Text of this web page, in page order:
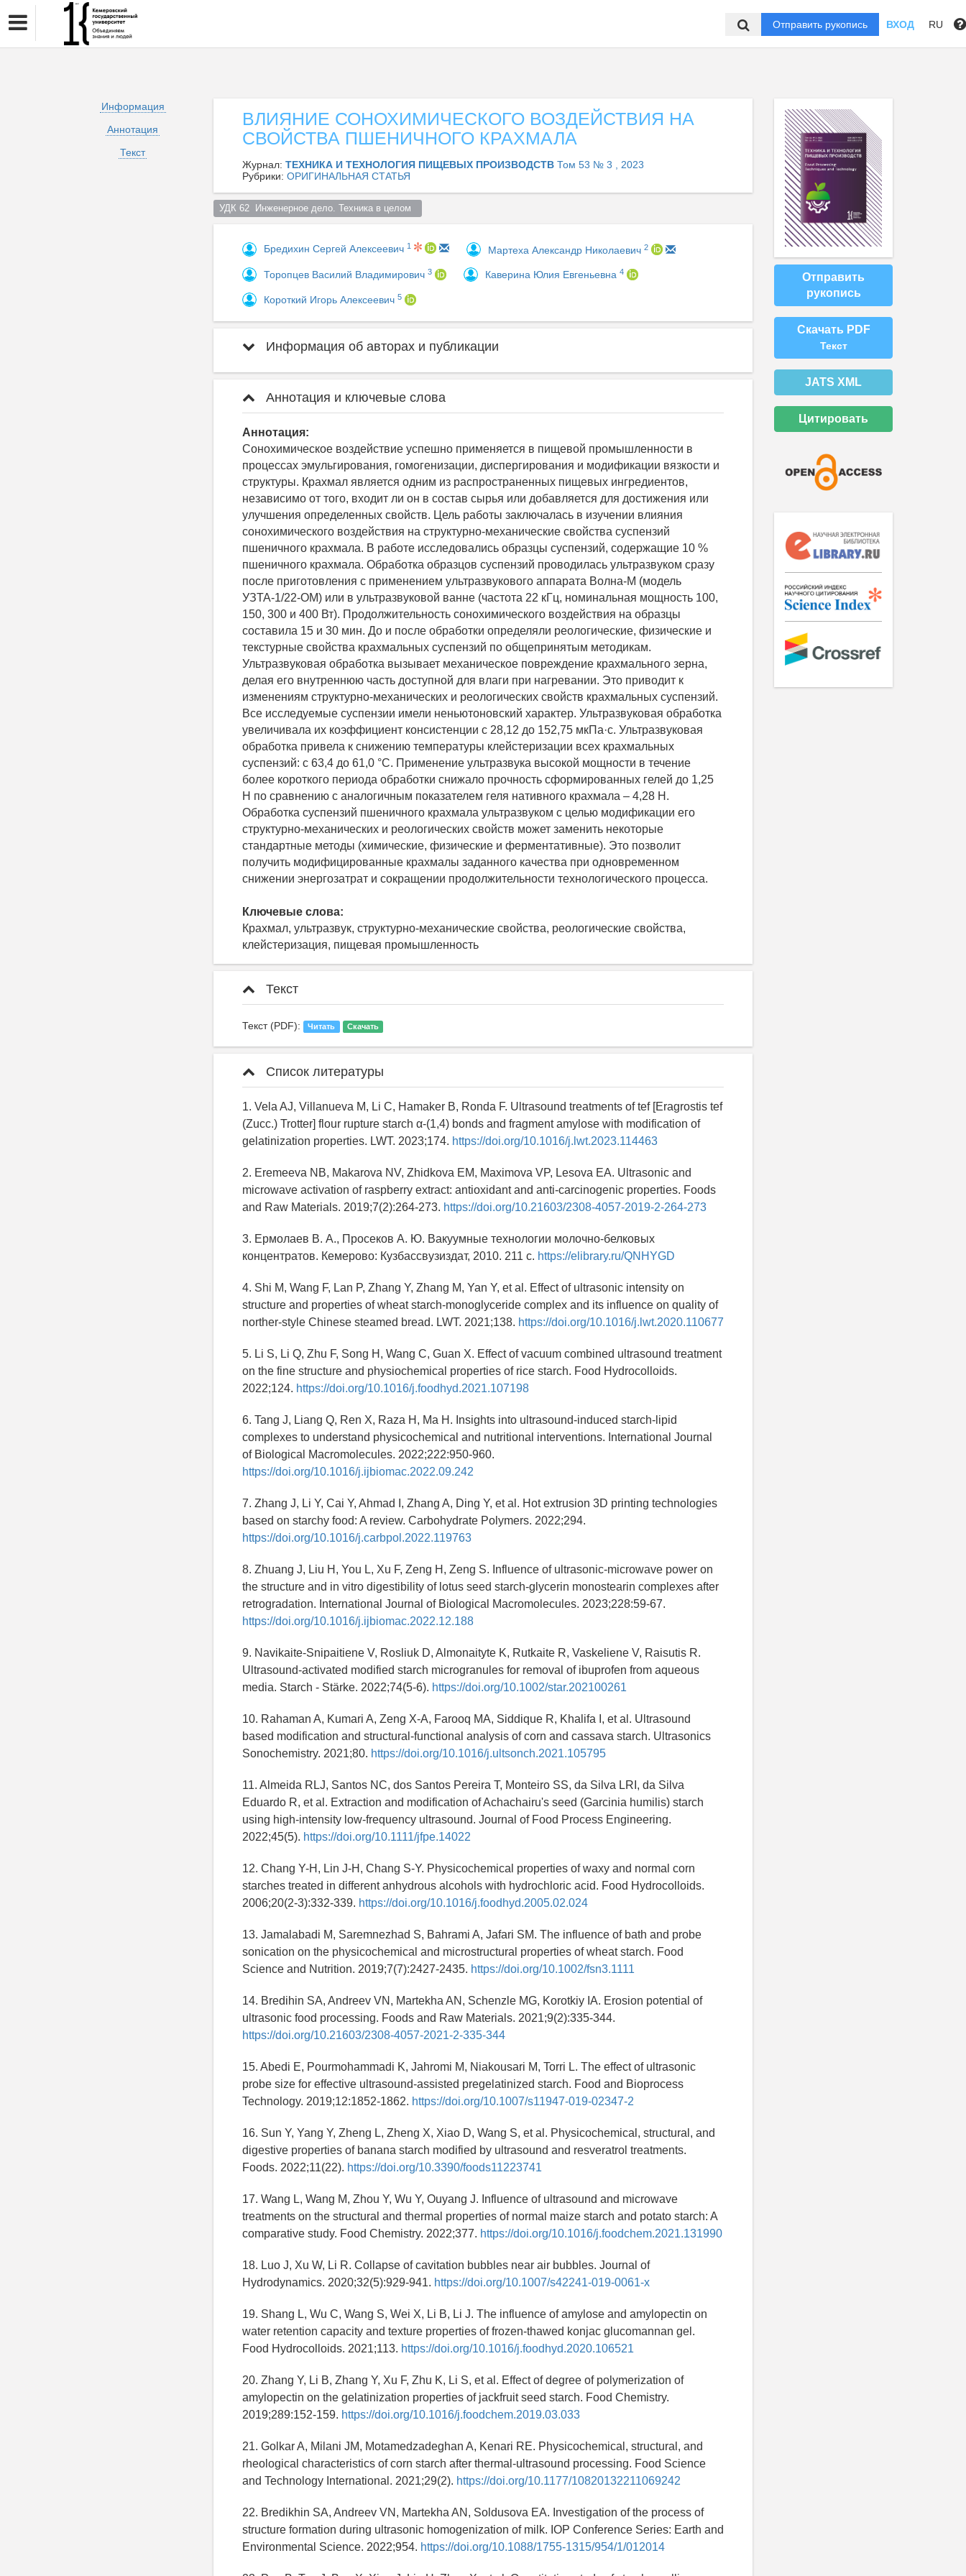
Отправить рукопись ВХОД RU
Информация
Аннотация
Текст
ВЛИЯНИЕ СОНОХИМИЧЕСКОГО ВОЗДЕЙСТВИЯ НА
СВОЙСТВА ПШЕНИЧНОГО КРАХМАЛА
Журнал: ТЕХНИКА И ТЕХНОЛОГИЯ ПИЩЕВЫХ ПРОИЗВОДСТВ Том 53 № 3 , 2023
Рубрики: ОРИГИНАЛЬНАЯ СТАТЬЯ
УДК 62  Инженерное дело. Техника в целом
Бредихин Сергей Алексеевич 1 Мартеха Александр Николаевич 2
Торопцев Василий Владимирович 3 Каверина Юлия Евгеньевна 4
Короткий Игорь Алексеевич 5
Информация об авторах и публикации
Аннотация и ключевые слова
Аннотация:
Сонохимическое воздействие успешно применяется в пищевой промышленности в
процессах эмульгирования, гомогенизации, диспергирования и модификации вязкости и
структуры. Крахмал является одним из распространенных пищевых ингредиентов,
независимо от того, входит ли он в состав сырья или добавляется для достижения или
улучшения определенных свойств. Цель работы заключалась в изучении влияния
сонохимического воздействия на структурно-механические свойства суспензий
пшеничного крахмала. В работе исследовались образцы суспензий, содержащие 10 %
пшеничного крахмала. Обработка образцов суспензий проводилась ультразвуком сразу
после приготовления с применением ультразвукового аппарата Волна-М (модель
УЗТА-1/22-ОМ) или в ультразвуковой ванне (частота 22 кГц, номинальная мощность 100,
150, 300 и 400 Вт). Продолжительность сонохимического воздействия на образцы
составила 15 и 30 мин. До и после обработки определяли реологические, физические и
текстурные свойства крахмальных суспензий по общепринятым методикам.
Ультразвуковая обработка вызывает механическое повреждение крахмального зерна,
делая его внутреннюю часть доступной для влаги при нагревании. Это приводит к
изменениям структурно-механических и реологических свойств крахмальных суспензий.
Все исследуемые суспензии имели неньютоновский характер. Ультразвуковая обработка
увеличивала их коэффициент консистенции с 28,12 до 152,75 мкПа·с. Ультразвуковая
обработка привела к снижению температуры клейстеризации всех крахмальных
суспензий: с 63,4 до 61,0 °С. Применение ультразвука высокой мощности в течение
более короткого периода обработки снижало прочность сформированных гелей до 1,25
Н по сравнению с аналогичным показателем геля нативного крахмала – 4,28 Н.
Обработка суспензий пшеничного крахмала ультразвуком с целью модификации его
структурно-механических и реологических свойств может заменить некоторые
стандартные методы (химические, физические и ферментативные). Это позволит
получить модифицированные крахмалы заданного качества при одновременном
снижении энергозатрат и сокращении продолжительности технологического процесса.
Ключевые слова:
Крахмал, ультразвук, структурно-механические свойства, реологические свойства,
клейстеризация, пищевая промышленность
Текст
Текст (PDF): Читать Скачать
Список литературы
1. Vela AJ, Villanueva M, Li C, Hamaker B, Ronda F. Ultrasound treatments of tef [Eragrostis tef
(Zucc.) Trotter] flour rupture starch α-(1,4) bonds and fragment amylose with modification of
gelatinization properties. LWT. 2023;174. https://doi.org/10.1016/j.lwt.2023.114463
2. Eremeeva NB, Makarova NV, Zhidkova EM, Maximova VP, Lesova EA. Ultrasonic and
microwave activation of raspberry extract: antioxidant and anti-carcinogenic properties. Foods
and Raw Materials. 2019;7(2):264-273. https://doi.org/10.21603/2308-4057-2019-2-264-273
3. Ермолаев В. А., Просеков А. Ю. Вакуумные технологии молочно-белковых
концентратов. Кемерово: Кузбассвузиздат, 2010. 211 с. https://elibrary.ru/QNHYGD
4. Shi M, Wang F, Lan P, Zhang Y, Zhang M, Yan Y, et al. Effect of ultrasonic intensity on
structure and properties of wheat starch-monoglyceride complex and its influence on quality of
norther-style Chinese steamed bread. LWT. 2021;138. https://doi.org/10.1016/j.lwt.2020.110677
5. Li S, Li Q, Zhu F, Song H, Wang C, Guan X. Effect of vacuum combined ultrasound treatment
on the fine structure and physiochemical properties of rice starch. Food Hydrocolloids.
2022;124. https://doi.org/10.1016/j.foodhyd.2021.107198
6. Tang J, Liang Q, Ren X, Raza H, Ma H. Insights into ultrasound-induced starch-lipid
complexes to understand physicochemical and nutritional interventions. International Journal
of Biological Macromolecules. 2022;222:950-960.
https://doi.org/10.1016/j.ijbiomac.2022.09.242
7. Zhang J, Li Y, Cai Y, Ahmad I, Zhang A, Ding Y, et al. Hot extrusion 3D printing technologies
based on starchy food: A review. Carbohydrate Polymers. 2022;294.
https://doi.org/10.1016/j.carbpol.2022.119763
8. Zhuang J, Liu H, You L, Xu F, Zeng H, Zeng S. Influence of ultrasonic-microwave power on
the structure and in vitro digestibility of lotus seed starch-glycerin monostearin complexes after
retrogradation. International Journal of Biological Macromolecules. 2023;228:59-67.
https://doi.org/10.1016/j.ijbiomac.2022.12.188
9. Navikaite-Snipaitiene V, Rosliuk D, Almonaityte K, Rutkaite R, Vaskeliene V, Raisutis R.
Ultrasound-activated modified starch microgranules for removal of ibuprofen from aqueous
media. Starch - Stärke. 2022;74(5-6). https://doi.org/10.1002/star.202100261
10. Rahaman A, Kumari A, Zeng X-A, Farooq MA, Siddique R, Khalifa I, et al. Ultrasound
based modification and structural-functional analysis of corn and cassava starch. Ultrasonics
Sonochemistry. 2021;80. https://doi.org/10.1016/j.ultsonch.2021.105795
11. Almeida RLJ, Santos NC, dos Santos Pereira T, Monteiro SS, da Silva LRI, da Silva
Eduardo R, et al. Extraction and modification of Achachairu's seed (Garcinia humilis) starch
using high-intensity low-frequency ultrasound. Journal of Food Process Engineering.
2022;45(5). https://doi.org/10.1111/jfpe.14022
12. Chang Y-H, Lin J-H, Chang S-Y. Physicochemical properties of waxy and normal corn
starches treated in different anhydrous alcohols with hydrochloric acid. Food Hydrocolloids.
2006;20(2-3):332-339. https://doi.org/10.1016/j.foodhyd.2005.02.024
13. Jamalabadi M, Saremnezhad S, Bahrami A, Jafari SM. The influence of bath and probe
sonication on the physicochemical and microstructural properties of wheat starch. Food
Science and Nutrition. 2019;7(7):2427-2435. https://doi.org/10.1002/fsn3.1111
14. Bredihin SA, Andreev VN, Martekha AN, Schenzle MG, Korotkiy IA. Erosion potential of
ultrasonic food processing. Foods and Raw Materials. 2021;9(2):335-344.
https://doi.org/10.21603/2308-4057-2021-2-335-344
15. Abedi E, Pourmohammadi K, Jahromi M, Niakousari M, Torri L. The effect of ultrasonic
probe size for effective ultrasound-assisted pregelatinized starch. Food and Bioprocess
Technology. 2019;12:1852-1862. https://doi.org/10.1007/s11947-019-02347-2
16. Sun Y, Yang Y, Zheng L, Zheng X, Xiao D, Wang S, et al. Physicochemical, structural, and
digestive properties of banana starch modified by ultrasound and resveratrol treatments.
Foods. 2022;11(22). https://doi.org/10.3390/foods11223741
17. Wang L, Wang M, Zhou Y, Wu Y, Ouyang J. Influence of ultrasound and microwave
treatments on the structural and thermal properties of normal maize starch and potato starch: A
comparative study. Food Chemistry. 2022;377. https://doi.org/10.1016/j.foodchem.2021.131990
18. Luo J, Xu W, Li R. Collapse of cavitation bubbles near air bubbles. Journal of
Hydrodynamics. 2020;32(5):929-941. https://doi.org/10.1007/s42241-019-0061-x
19. Shang L, Wu C, Wang S, Wei X, Li B, Li J. The influence of amylose and amylopectin on
water retention capacity and texture properties of frozen-thawed konjac glucomannan gel.
Food Hydrocolloids. 2021;113. https://doi.org/10.1016/j.foodhyd.2020.106521
20. Zhang Y, Li B, Zhang Y, Xu F, Zhu K, Li S, et al. Effect of degree of polymerization of
amylopectin on the gelatinization properties of jackfruit seed starch. Food Chemistry.
2019;289:152-159. https://doi.org/10.1016/j.foodchem.2019.03.033
21. Golkar A, Milani JM, Motamedzadeghan A, Kenari RE. Physicochemical, structural, and
rheological characteristics of corn starch after thermal-ultrasound processing. Food Science
and Technology International. 2021;29(2). https://doi.org/10.1177/10820132211069242
22. Bredikhin SA, Andreev VN, Martekha AN, Soldusova EA. Investigation of the process of
structure formation during ultrasonic homogenization of milk. IOP Conference Series: Earth and
Environmental Science. 2022;954. https://doi.org/10.1088/1755-1315/954/1/012014
Отправить
рукопись
Скачать PDF
Текст
JATS XML
Цитировать